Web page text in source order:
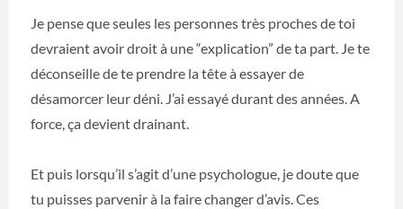
Je pense que seules les personnes très proches de toi
devraient avoir droit à une “explication” de ta part. Je te
déconseille de te prendre la tête à essayer de
désamorcer leur déni. J’ai essayé durant des années. A
force, ça devient drainant.
Et puis lorsqu’il s’agit d’une psychologue, je doute que
tu puisses parvenir à la faire changer d’avis. Ces